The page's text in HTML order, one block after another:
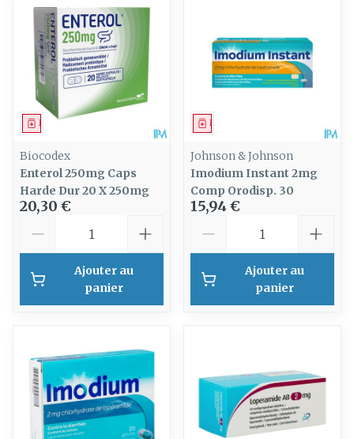
Médicament
Biocodex
Enterol 250mg Caps
Harde Dur 20 X 250mg
20,30 €
Ajouter au
panier
Médicament
Johnson & Johnson
Imodium Instant 2mg
Comp Orodisp. 30
15,94 €
Ajouter au
panier